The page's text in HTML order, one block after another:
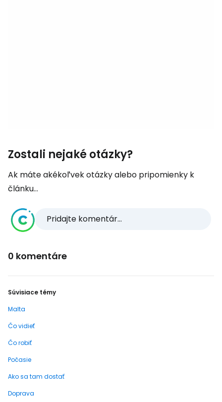
Zostali nejaké otázky?
Ak máte akékoľvek otázky alebo pripomienky k
článku...
Pridajte komentár...
0 komentáre
Súvisiace témy
Malta
Čo vidieť
Čo robiť
Počasie
Ako sa tam dostať
Doprava